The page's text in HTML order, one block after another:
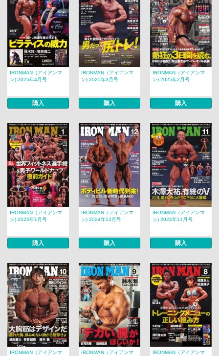
IRONMAN（アイアンマ
ン) 2025年4月号
購入
IRONMAN（アイアンマ
ン) 2025年3月号
購入
IRONMAN（アイアンマ
ン) 2025年2月号
購入
IRONMAN（アイアンマ
ン) 2025年1月号
購入
IRONMAN（アイアンマ
ン) 2024年12月号
購入
IRONMAN（アイアンマ
ン) 2024年11月号
購入
IRONMAN（アイアンマ
IRONMAN（アイアンマ
IRONMAN（アイアンマ